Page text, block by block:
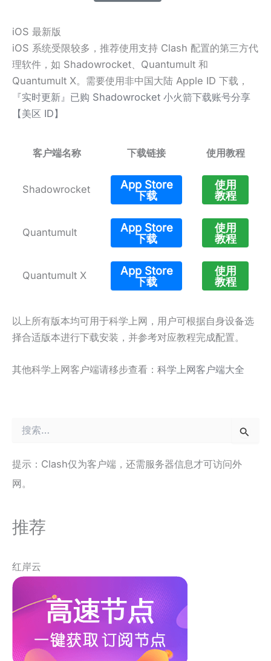
iOS 最新版
iOS 系统受限较多，推荐使用支持 Clash 配置的第三方代
理软件，如 Shadowrocket、Quantumult 和
Quantumult X。需要使用非中国大陆 Apple ID 下载，
『实时更新』已购 Shadowrocket 小火箭下载账号分享
【美区 ID】
客户端名称 下载链接 使用教程
Shadowrocket
App Store
下载
使用
教程
Quantumult
App Store
下载
使用
教程
Quantumult X
App Store
下载
使用
教程
以上所有版本均可用于科学上网，用户可根据自身设备选
择合适版本进行下载安装，并参考对应教程完成配置。
其他科学上网客户端请移步查看： 科学上网客户端大全
提示：Clash仅为客户端，还需服务器信息才可访问外
网。
推荐
红岸云